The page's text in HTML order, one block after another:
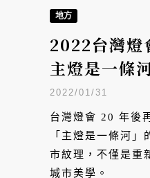
地方
2022台灣燈
主燈是一條
2022/01/31
台灣燈會 20 年後
「主燈是一條河
市紋理，不僅是重
城市美學。